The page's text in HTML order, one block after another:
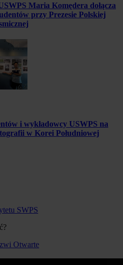
Maria Komędera dołącza
przy Prezesie Polskiej
i wykładowcy USWPS na
w Korei Południowej
SWPS
Otwarte